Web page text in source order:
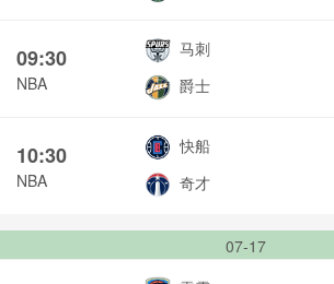
09:30
NBA
马刺
爵士
10:30
NBA
快船
奇才
07-17